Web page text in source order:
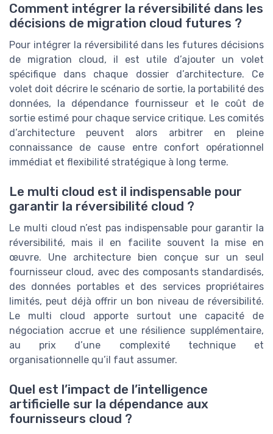
Comment intégrer la réversibilité dans les
décisions de migration cloud futures ?
Pour intégrer la réversibilité dans les futures décisions
de migration cloud, il est utile d’ajouter un volet
spécifique dans chaque dossier d’architecture. Ce
volet doit décrire le scénario de sortie, la portabilité des
données, la dépendance fournisseur et le coût de
sortie estimé pour chaque service critique. Les comités
d’architecture peuvent alors arbitrer en pleine
connaissance de cause entre confort opérationnel
immédiat et flexibilité stratégique à long terme.
Le multi cloud est il indispensable pour
garantir la réversibilité cloud ?
Le multi cloud n’est pas indispensable pour garantir la
réversibilité, mais il en facilite souvent la mise en
œuvre. Une architecture bien conçue sur un seul
fournisseur cloud, avec des composants standardisés,
des données portables et des services propriétaires
limités, peut déjà offrir un bon niveau de réversibilité.
Le multi cloud apporte surtout une capacité de
négociation accrue et une résilience supplémentaire,
au prix d’une complexité technique et
organisationnelle qu’il faut assumer.
Quel est l’impact de l’intelligence
artificielle sur la dépendance aux
fournisseurs cloud ?